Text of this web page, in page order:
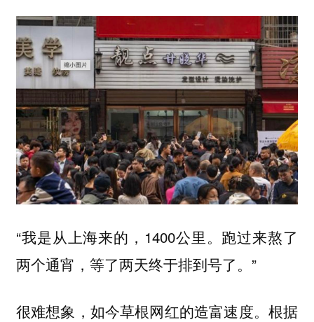
“我是从上海来的，1400公里。跑过来熬了
两个通宵，等了两天终于排到号了。”
很难想象，如今草根网红的造富速度。根据